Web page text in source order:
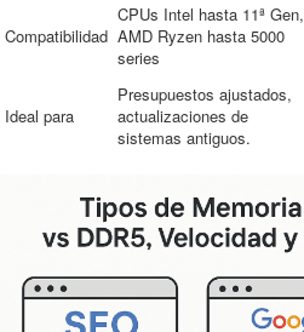
Compatibilidad
CPUs Intel hasta 11ª Gen,
AMD Ryzen hasta 5000
series
Ideal para
Presupuestos ajustados,
actualizaciones de
sistemas antiguos.